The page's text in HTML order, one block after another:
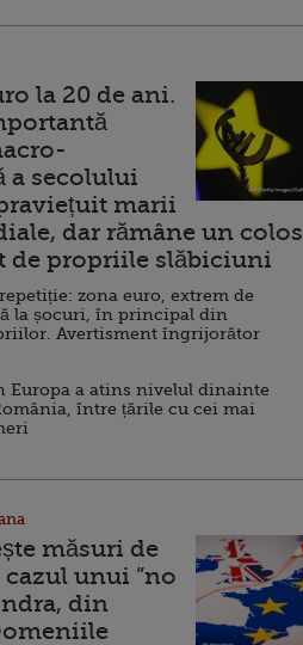
la 20 de ani.
a secolului
marii
dar rămâne un colos
de propriile slăbiciuni
zona euro, extrem de
la șocuri, în principal din
Avertisment îngrijorător
Europa a atins nivelul dinainte
între țările cu cei mai
măsuri de
unui ”no
din